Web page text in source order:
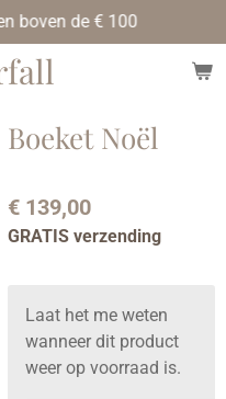
boven de € 100
Boeket Noël
€ 139,00
GRATIS verzending
Laat het me weten
wanneer dit product
weer op voorraad is.